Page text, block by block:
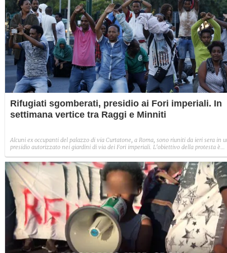
Rifugiati sgomberati, presidio ai Fori imperiali. In
settimana vertice tra Raggi e Minniti
Alcuni ex occupanti del palazzo di via Curtatone, a Roma, sono riuniti da ieri sera in
presidio autorizzato nei giardini di via dei Fori imperiali. L'obiettivo della protesta è
in settimana è previsto un vertice sul tema degli sgomberi tra Virginia Raggi e il
ministro Minniti.